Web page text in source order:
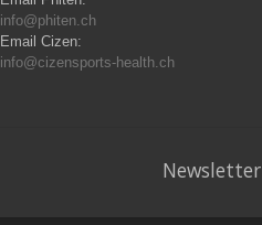
info@phiten.ch
Email Cizen:
info@cizensports-health.ch
Newsletter